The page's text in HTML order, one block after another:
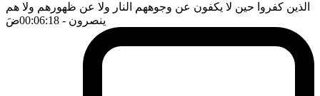
الذين كفروا حين لا يكفون عن وجوههم النار ولا عن ظهورهم ولا هم
ينصرون - 00:06:18 ضَ